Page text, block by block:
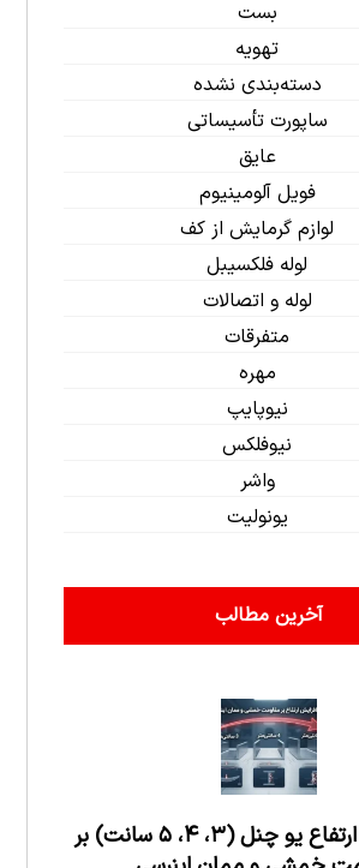
بست
تهویه
دسته‌بندی نشده
ساپورت تأسیساتی
عایق
فویل آلومینیوم
لوازم گرمایش از کف
لوله فلکسیبل
لوله و اتصالات
متفرقات
مهره
نیوپایپ
نیوفلکس
واشر
یونولیت
آخرین مطالب
تاثیر افزایش ارتفاع یو چنل (۳، ۴، ۵ سانت) بر